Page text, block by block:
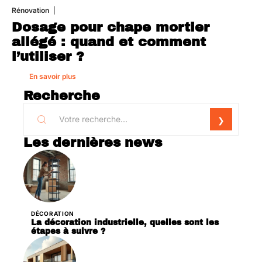
Rénovation
Dosage pour chape mortier
allégé : quand et comment
l’utiliser ?
En savoir plus
Recherche
Les dernières news
DÉCORATION
La décoration industrielle, quelles sont les
étapes à suivre ?